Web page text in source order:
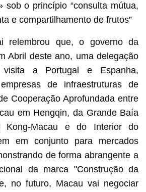
sob o princípio “consulta mútua,
e compartilhamento de frutos”
relembrou que, o governo da
Abril deste ano, uma delegação
visita a Portugal e Espanha,
de infraestruturas de
Cooperação Aprofundada entre
em Hengqin, da Grande Baía
Kong-Macau e do Interior do
em conjunto para mercados
de forma abrangente a
da marca "Construção da
no futuro, Macau vai negociar